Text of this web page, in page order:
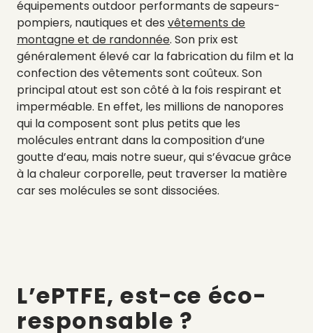
équipements outdoor performants de sapeurs-
pompiers, nautiques et des vêtements de
montagne et de randonnée. Son prix est
généralement élevé car la fabrication du film et la
confection des vêtements sont coûteux. Son
principal atout est son côté à la fois respirant et
imperméable. En effet, les millions de nanopores
qui la composent sont plus petits que les
molécules entrant dans la composition d’une
goutte d’eau, mais notre sueur, qui s’évacue grâce
à la chaleur corporelle, peut traverser la matière
car ses molécules se sont dissociées.
L’ePTFE, est-ce éco-
responsable ?